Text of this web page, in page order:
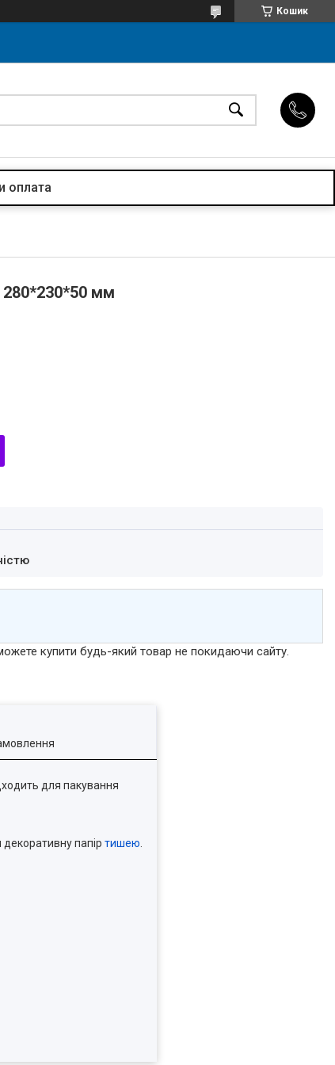
Кошик
оплата
280*230*50 мм
купити будь-який товар не покидаючи сайту.
для пакування
папір тишею